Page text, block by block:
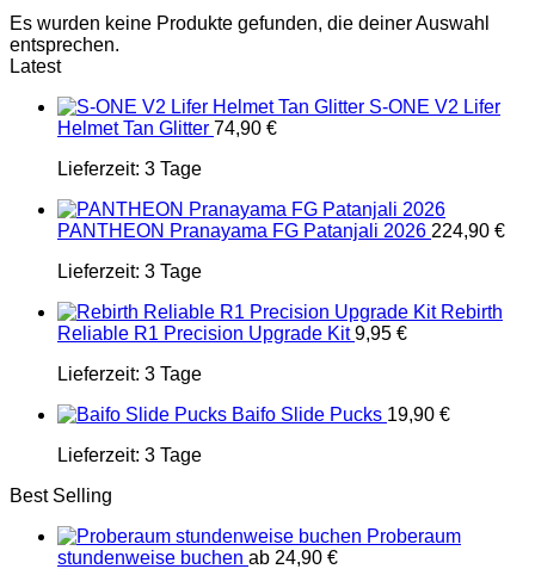
Es wurden keine Produkte gefunden, die deiner Auswahl
entsprechen.
Latest
S-ONE V2 Lifer
Helmet Tan Glitter 74,90 €
Lieferzeit: 3 Tage
PANTHEON Pranayama FG Patanjali 2026 224,90 €
Lieferzeit: 3 Tage
Rebirth
Reliable R1 Precision Upgrade Kit 9,95 €
Lieferzeit: 3 Tage
Baifo Slide Pucks 19,90 €
Lieferzeit: 3 Tage
Best Selling
Proberaum
stundenweise buchen ab 24,90 €